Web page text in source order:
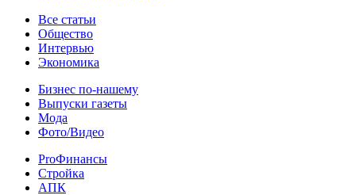
Статьи
Все статьи
Общество
Интервью
Экономика
Разное
Бизнес по-нашему
Выпуски газеты
Мода
Фото/Видео
Pro
ProФинансы
Стройка
АПК